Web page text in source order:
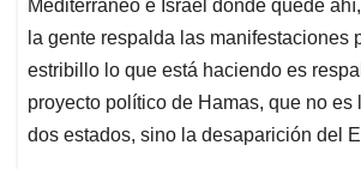
Mediterráneo e Israel donde quede
la gente respalda las manifestaciones
estribillo lo que está haciendo es
proyecto político de Hamas, que no es
dos estados, sino la desaparición del